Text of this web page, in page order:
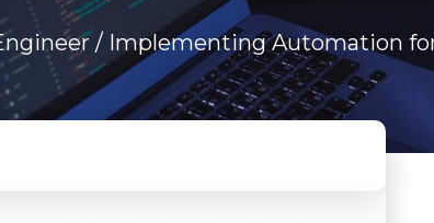
/ Implementing Automation for